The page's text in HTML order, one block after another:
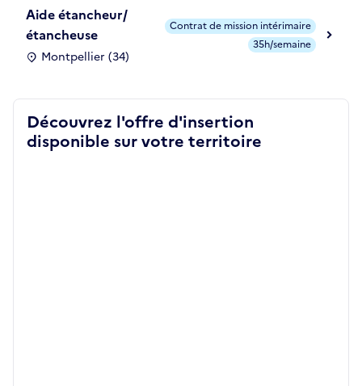
Aide étancheur/
étancheuse
Montpellier (34)
Contrat de mission intérimaire
35h/semaine
Découvrez l'offre d'insertion
disponible sur votre territoire